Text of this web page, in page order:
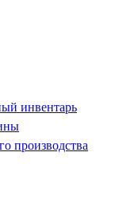
инвентарь
производства